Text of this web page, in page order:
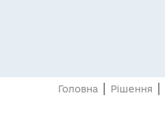
Головна Рішення